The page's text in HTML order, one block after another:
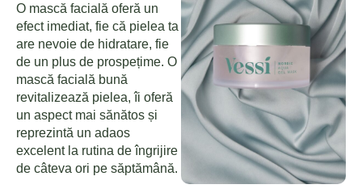
O mască facială oferă un
efect imediat, fie că pielea ta
are nevoie de hidratare, fie
de un plus de prospețime. O
mască facială bună
revitalizează pielea, îi oferă
un aspect mai sănătos și
reprezintă un adaos
excelent la rutina de îngrijire
de câteva ori pe săptămână.